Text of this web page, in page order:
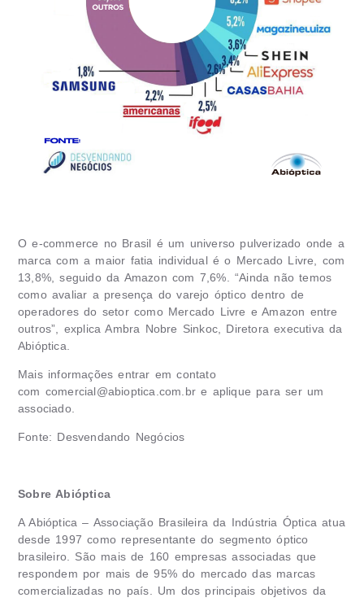
O e-commerce no Brasil é um universo pulverizado onde a
marca com a maior fatia individual é o Mercado Livre, com
13,8%, seguido da Amazon com 7,6%. “Ainda não temos
como avaliar a presença do varejo óptico dentro de
operadores do setor como Mercado Livre e Amazon entre
outros”, explica Ambra Nobre Sinkoc, Diretora executiva da
Abióptica.
Mais informações entrar em contato
com comercial@abioptica.com.br e aplique para ser um
associado.
Fonte: Desvendando Negócios
Sobre Abióptica
A Abióptica – Associação Brasileira da Indústria Óptica atua
desde 1997 como representante do segmento óptico
brasileiro. São mais de 160 empresas associadas que
respondem por mais de 95% do mercado das marcas
comercializadas no país. Um dos principais objetivos da